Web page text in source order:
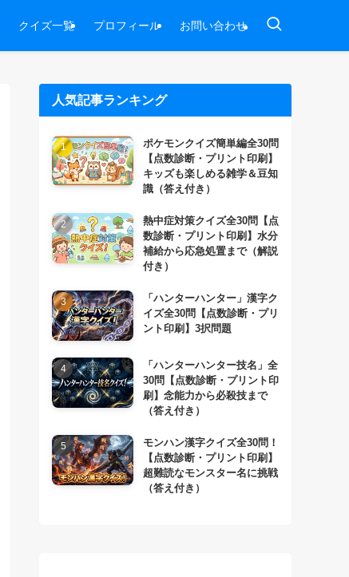
クイズ一覧 プロフィール お問い合わせ
人気記事ランキング
ポケモンクイズ簡単編全30問
【点数診断・プリント印刷】
キッズも楽しめる雑学＆豆知
識（答え付き）
熱中症対策クイズ全30問【点
数診断・プリント印刷】水分
補給から応急処置まで（解説
付き）
「ハンターハンター」漢字ク
イズ全30問【点数診断・プリ
ント印刷】3択問題
「ハンターハンター技名」全
30問【点数診断・プリント印
刷】念能力から必殺技まで
（答え付き）
モンハン漢字クイズ全30問！
【点数診断・プリント印刷】
超難読なモンスター名に挑戦
（答え付き）